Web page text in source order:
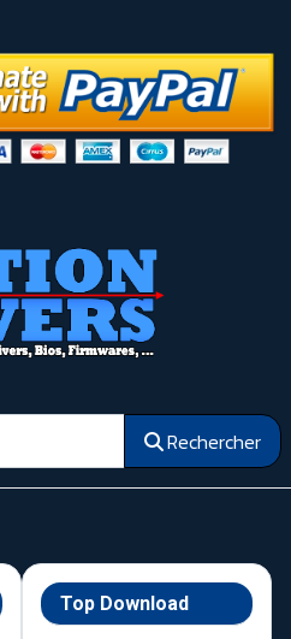
Rechercher
Top Download